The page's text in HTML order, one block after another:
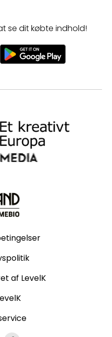
se dit købte indhold!
af LevelK